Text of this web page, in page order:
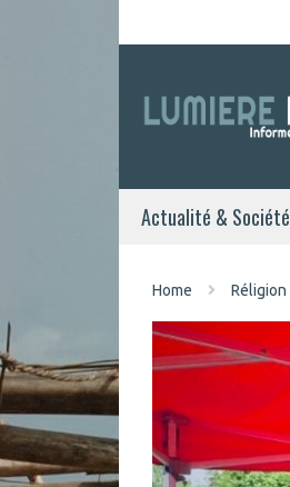
Actualité & Société
Home Réligion